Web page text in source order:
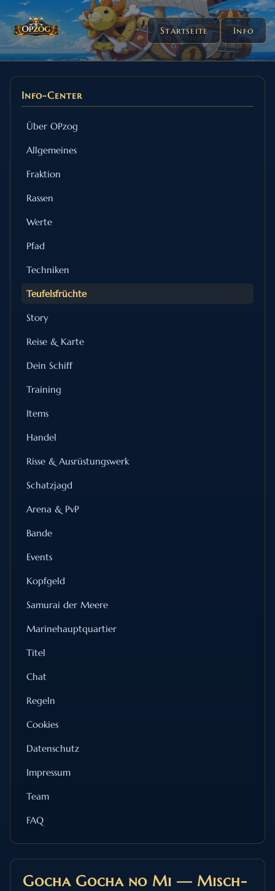
Startseite Info
Info-Center
Über OPzog
Allgemeines
Fraktion
Rassen
Werte
Pfad
Techniken
Teufelsfrüchte
Story
Reise & Karte
Dein Schiff
Training
Items
Handel
Risse & Ausrüstungswerk
Schatzjagd
Arena & PvP
Bande
Events
Kopfgeld
Samurai der Meere
Marinehauptquartier
Titel
Chat
Regeln
Cookies
Datenschutz
Impressum
Team
FAQ
Gocha Gocha no Mi — Misch-